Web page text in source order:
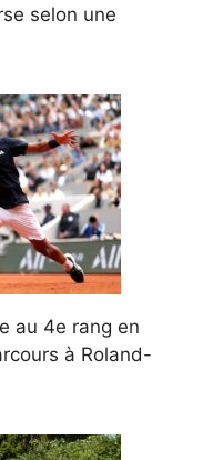
selon une
au 4e rang en
à Roland-